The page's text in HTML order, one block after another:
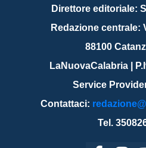
Direttore editoriale:
Redazione centrale:
88100
LaNuovaCalabria |
Service
Contattaci:
Tel.